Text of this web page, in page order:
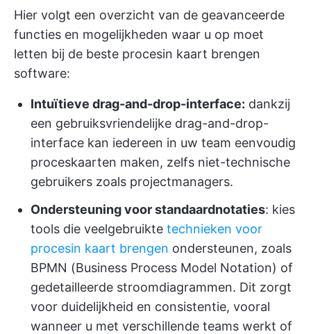
Hier volgt een overzicht van de geavanceerde
functies en mogelijkheden waar u op moet
letten bij de beste procesin kaart brengen
software:
Intuïtieve drag-and-drop-interface: dankzij
een gebruiksvriendelijke drag-and-drop-
interface kan iedereen in uw team eenvoudig
proceskaarten maken, zelfs niet-technische
gebruikers zoals projectmanagers.
Ondersteuning voor standaardnotaties: kies
tools die veelgebruikte technieken voor
procesin kaart brengen ondersteunen, zoals
BPMN (Business Process Model Notation) of
gedetailleerde stroomdiagrammen. Dit zorgt
voor duidelijkheid en consistentie, vooral
wanneer u met verschillende teams werkt of